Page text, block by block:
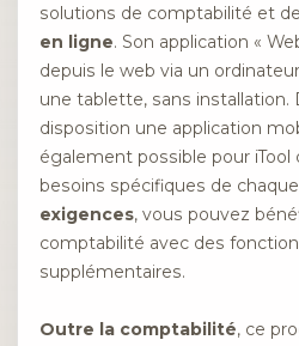
solutions de comptabilité et
en ligne. Son application «
depuis le web via un
une tablette, sans installation.
disposition une application
également possible pour iTool
besoins spécifiques de
exigences, vous pouvez
comptabilité avec des
supplémentaires.
Outre la comptabilité, ce